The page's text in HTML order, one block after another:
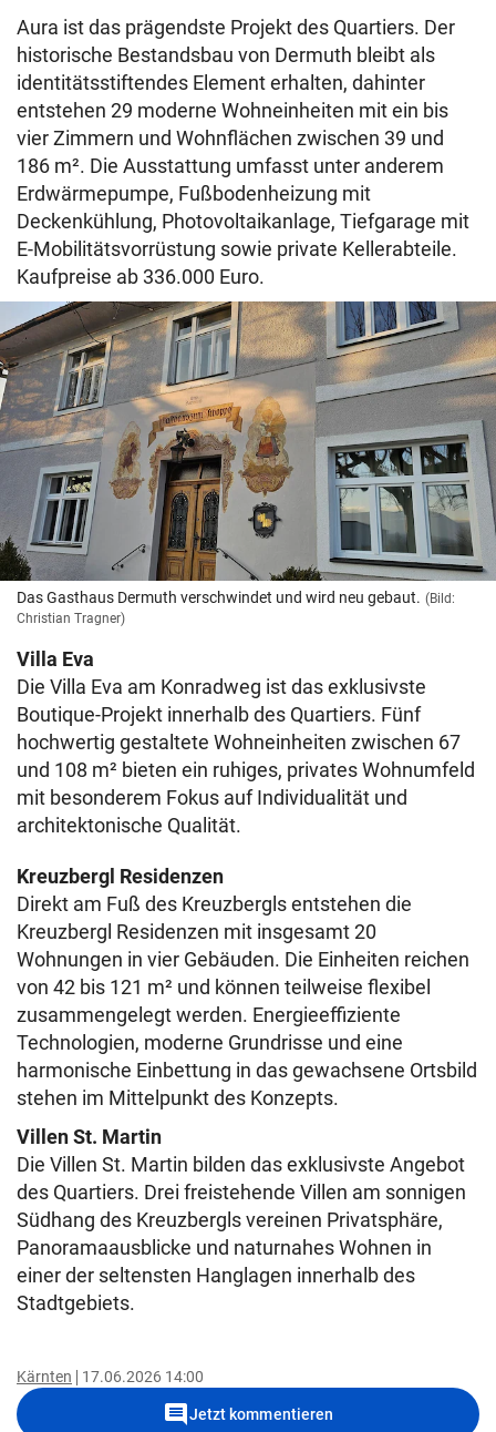
Aura ist das prägendste Projekt des Quartiers. Der
historische Bestandsbau von Dermuth bleibt als
identitätsstiftendes Element erhalten, dahinter
entstehen 29 moderne Wohneinheiten mit ein bis
vier Zimmern und Wohnflächen zwischen 39 und
186 m². Die Ausstattung umfasst unter anderem
Erdwärmepumpe, Fußbodenheizung mit
Deckenkühlung, Photovoltaikanlage, Tiefgarage mit
E-Mobilitätsvorrüstung sowie private Kellerabteile.
Kaufpreise ab 336.000 Euro.
Das Gasthaus Dermuth verschwindet und wird neu gebaut. (Bild:
Christian Tragner)
Villa Eva
Die Villa Eva am Konradweg ist das exklusivste
Boutique-Projekt innerhalb des Quartiers. Fünf
hochwertig gestaltete Wohneinheiten zwischen 67
und 108 m² bieten ein ruhiges, privates Wohnumfeld
mit besonderem Fokus auf Individualität und
architektonische Qualität.
Kreuzbergl Residenzen
Direkt am Fuß des Kreuzbergls entstehen die
Kreuzbergl Residenzen mit insgesamt 20
Wohnungen in vier Gebäuden. Die Einheiten reichen
von 42 bis 121 m² und können teilweise flexibel
zusammengelegt werden. Energieeffiziente
Technologien, moderne Grundrisse und eine
harmonische Einbettung in das gewachsene Ortsbild
stehen im Mittelpunkt des Konzepts.
Villen St. Martin
Die Villen St. Martin bilden das exklusivste Angebot
des Quartiers. Drei freistehende Villen am sonnigen
Südhang des Kreuzbergls vereinen Privatsphäre,
Panoramaausblicke und naturnahes Wohnen in
einer der seltensten Hanglagen innerhalb des
Stadtgebiets.
Kärnten 17.06.2026 14:00
commentJetzt kommentieren